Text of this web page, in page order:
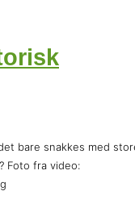
bare snakkes med
Foto fra video: